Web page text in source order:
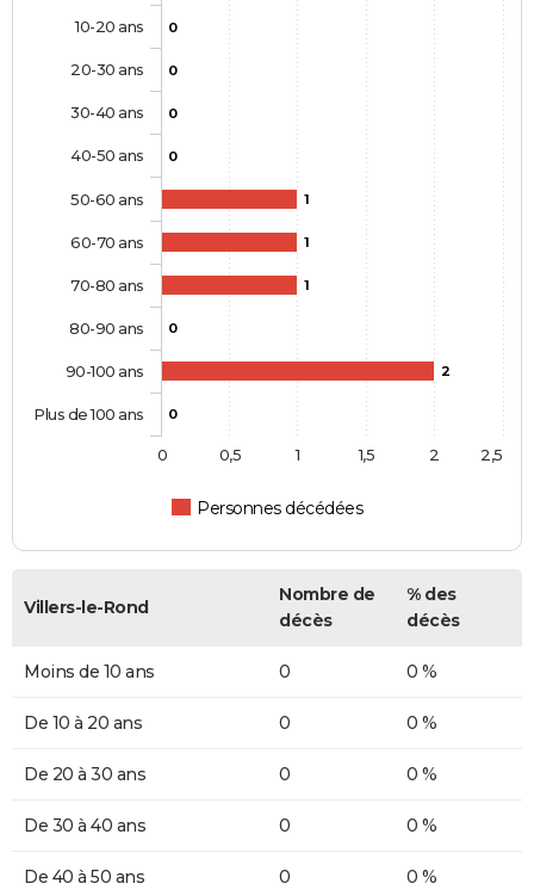
0
0
0
0
1
1
1
0
2
0
Personnes décédées
10-20 ans
20-30 ans
30-40 ans
40-50 ans
50-60 ans
60-70 ans
70-80 ans
80-90 ans
90-100 ans
Plus de 100 ans
0 0,5 1 1,5 2 2,5
Villers-le-Rond
Nombre de
décès
% des
décès
Moins de 10 ans 0 0 %
De 10 à 20 ans 0 0 %
De 20 à 30 ans 0 0 %
De 30 à 40 ans 0 0 %
De 40 à 50 ans 0 0 %